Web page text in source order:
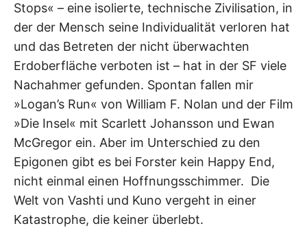
Stops« – eine isolierte, technische Zivilisation, in
der der Mensch seine Individualität verloren hat
und das Betreten der nicht überwachten
Erdoberfläche verboten ist – hat in der SF viele
Nachahmer gefunden. Spontan fallen mir
»Logan’s Run« von William F. Nolan und der Film
»Die Insel« mit Scarlett Johansson und Ewan
McGregor ein. Aber im Unterschied zu den
Epigonen gibt es bei Forster kein Happy End,
nicht einmal einen Hoffnungsschimmer. Die
Welt von Vashti und Kuno vergeht in einer
Katastrophe, die keiner überlebt.